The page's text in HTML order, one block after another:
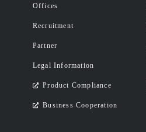
Offices
Recruitment
Partner
Legal Information
Product Compliance
Business Cooperation